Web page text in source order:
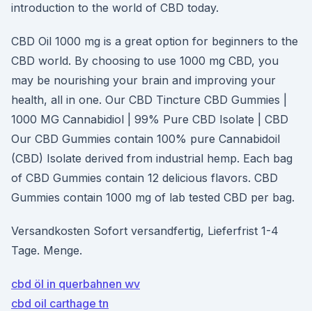
introduction to the world of CBD today.
CBD Oil 1000 mg is a great option for beginners to the
CBD world. By choosing to use 1000 mg CBD, you
may be nourishing your brain and improving your
health, all in one. Our CBD Tincture CBD Gummies |
1000 MG Cannabidiol | 99% Pure CBD Isolate | CBD
Our CBD Gummies contain 100% pure Cannabidoil
(CBD) Isolate derived from industrial hemp. Each bag
of CBD Gummies contain 12 delicious flavors. CBD
Gummies contain 1000 mg of lab tested CBD per bag.
Versandkosten Sofort versandfertig, Lieferfrist 1-4
Tage. Menge.
cbd öl in querbahnen wv
cbd oil carthage tn